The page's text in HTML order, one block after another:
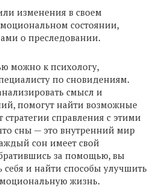
изменения в своем
состоянии,
о преследовании.
можно к психологу,
по сновидениям.
смысл и
помогут найти возможные
справления с этими
сны — это внутренний мир
сон имеет свой
за помощью, вы
и найти способы улучшить
жизнь.